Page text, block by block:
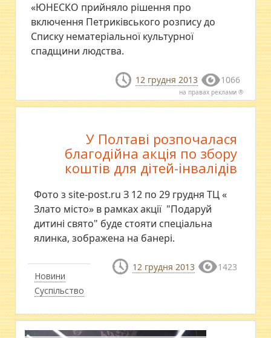
«ЮНЕСКО прийняло рішення про
включення Петриківського розпису до
Списку нематеріальної культурної
спадщини людства.
12 грудня 2013 1066
на правах реклами ®
Новини
Суспільство
У Полтаві розпочалася
благодійна акція по збору
коштів для дітей-інвалідів
Фото з site-post.ru З 12 по 29 грудня ТЦ «
Злато місто» в рамках акції "Подаруй
дитині свято" буде стояти спеціальна
ялинка, зображена на банері.
12 грудня 2013 1423